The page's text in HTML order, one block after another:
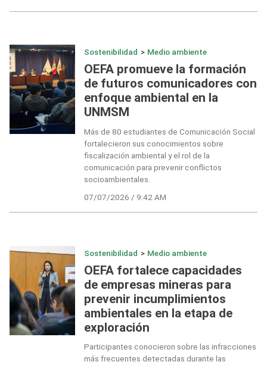
Sostenibilidad > Medio ambiente
OEFA promueve la formación
de futuros comunicadores con
enfoque ambiental en la
UNMSM
Más de 80 estudiantes de Comunicación Social
fortalecieron sus conocimientos sobre
fiscalización ambiental y el rol de la
comunicación para prevenir conflictos
socioambientales.
07/07/2026 / 9:42 AM
Sostenibilidad > Medio ambiente
OEFA fortalece capacidades
de empresas mineras para
prevenir incumplimientos
ambientales en la etapa de
exploración
Participantes conocieron sobre las infracciones
más frecuentes detectadas durante las